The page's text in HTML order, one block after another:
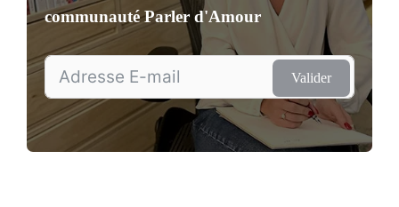
communautéParler d'Amour
Valider